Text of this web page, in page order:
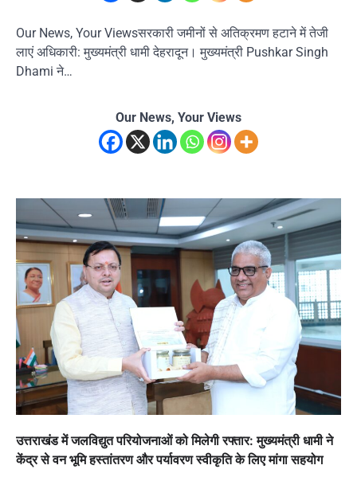
Our News, Your Viewsसरकारी जमीनों से अतिक्रमण हटाने में तेजी
लाएं अधिकारी: मुख्यमंत्री धामी देहरादून। मुख्यमंत्री Pushkar Singh
Dhami ने…
Our News, Your Views
उत्तराखंड में जलविद्युत परियोजनाओं को मिलेगी रफ्तार: मुख्यमंत्री धामी ने
केंद्र से वन भूमि हस्तांतरण और पर्यावरण स्वीकृति के लिए मांगा सहयोग